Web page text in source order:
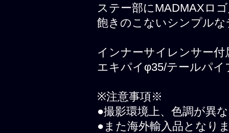
ステー部にMADMAXロ
飽きのこないシンプル
インナーサイレンサー付
エキパイφ35/テールパイ
※注意事項※
●撮影環境上、色調が異
●また海外輸入品となり